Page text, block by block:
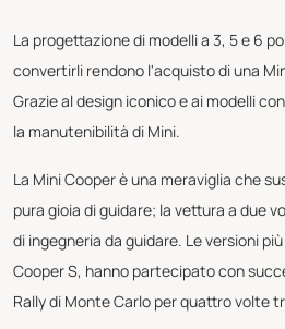
La progettazione di modelli a 3, 5 e 6
convertirli rendono l'acquisto di una
Grazie al design iconico e ai modelli
la manutenibilità di Mini.
La Mini Cooper è una meraviglia che
pura gioia di guidare; la vettura a due
di ingegneria da guidare. Le versioni
Cooper S, hanno partecipato con
Rally di Monte Carlo per quattro volte